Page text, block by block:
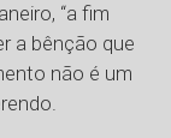
“a fim
a bênção que
não é um